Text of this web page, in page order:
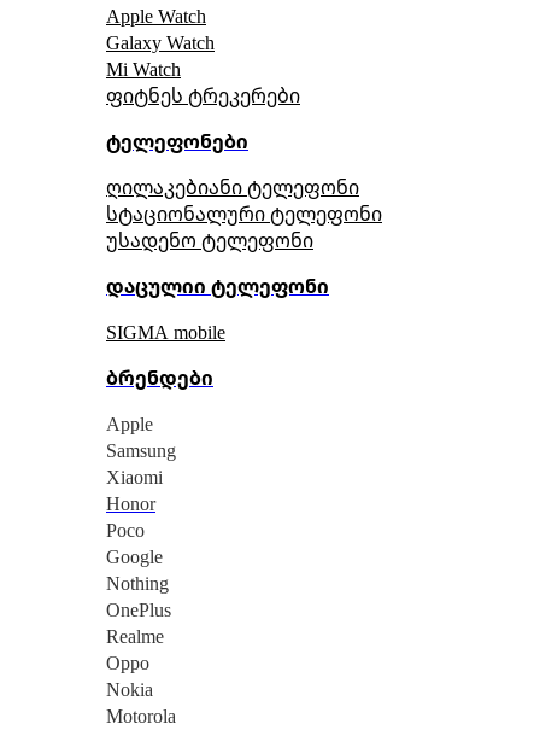
Apple Watch
Galaxy Watch
Mi Watch
ფიტნეს ტრეკერები
ტელეფონები
ღილაკებიანი ტელეფონი
სტაციონალური ტელეფონი
უსადენო ტელეფონი
დაცულიი ტელეფონი
SIGMA mobile
ბრენდები
Apple
Samsung
Xiaomi
Honor
Poco
Google
Nothing
OnePlus
Realme
Oppo
Nokia
Motorola